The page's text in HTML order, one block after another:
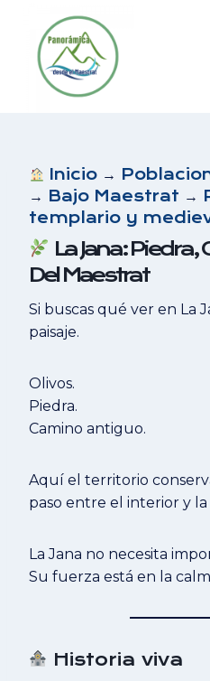
contenido
Inicio →
→ Bajo Maestrat →
templario y
La Jana: Piedra,
Del Maestrat
Si buscas qué ver en La
paisaje.
Olivos.
Piedra.
Camino antiguo.
Aquí el territorio
paso entre el interior y la
La Jana no necesita
Su fuerza está en la
Historia viva